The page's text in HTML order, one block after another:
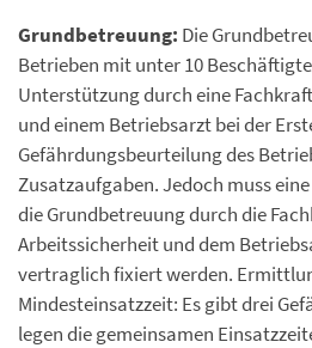
Grundbetreuung: Die
Betrieben mit unter 10
Unterstützung durch eine
und einem Betriebsarzt bei der
Gefährdungsbeurteilung des
Zusatzaufgaben. Jedoch muss
die Grundbetreuung durch die
Arbeitssicherheit und dem
vertraglich fixiert werden.
Mindesteinsatzzeit: Es gibt drei
legen die gemeinsamen